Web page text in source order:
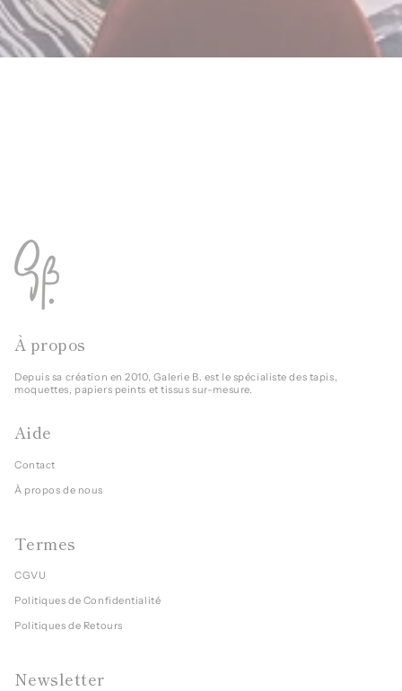
À propos
Depuis sa création en 2010, Galerie B. est le spécialiste des tapis,
moquettes, papiers peints et tissus sur-mesure.
Aide
Contact
À propos de nous
Termes
CGVU
Politiques de Confidentialité
Politiques de Retours
Newsletter